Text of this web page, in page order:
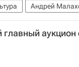
Андрей
главный аукцион